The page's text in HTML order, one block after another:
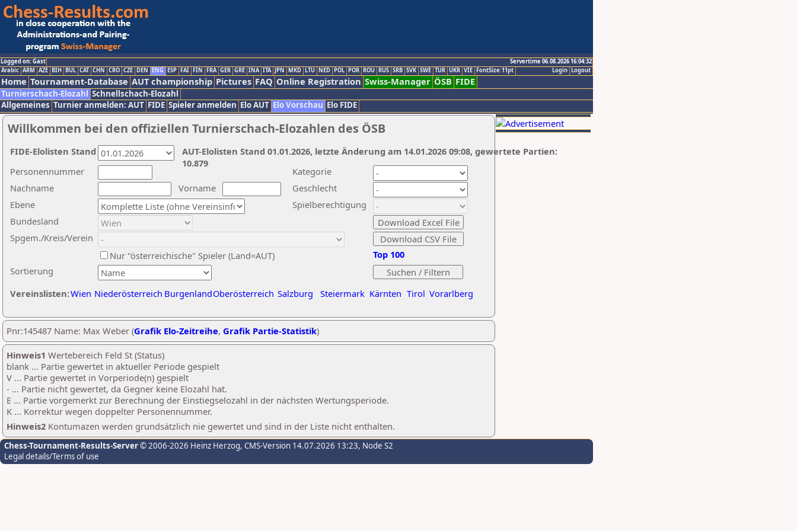
Logged on: Gast
Servertime 06.08.2026 16:04:32
Logout
Login
Arabic ARM AZE BIH BUL CAT CHN CRO CZE DEN ENG ESP FAI FIN FRA GER GRE INA ITA JPN MKD LTU NED POL POR ROU RUS SRB SVK SWE TUR UKR VIE FontSize:11pt
Home Tournament-Database AUT championship Pictures FAQ Online Registration Swiss-Manager ÖSB FIDE
Turnierschach-Elozahl Schnellschach-Elozahl
Allgemeines Turnier anmelden: AUT FIDE Spieler anmelden Elo AUT Elo Vorschau Elo FIDE
Willkommen bei den offiziellen Turnierschach-Elozahlen des ÖSB
Nachname
Vorname
Ebene
Kategorie
Sortierung
Personennummer
Bundesland
Spgem./Kreis/Verein
Geschlecht
Nur "österreichische" Spieler (Land=AUT)
Spielberechtigung
Vereinslisten:Wien Niederösterreich BurgenlandOberösterreich Salzburg Steiermark Kärnten Tirol Vorarlberg
Top 100
AUT-Elolisten Stand 01.01.2026, letzte Änderung am 14.01.2026 09:08, gewertete Partien:
10.879
FIDE-Elolisten Stand
Pnr:145487 Name: Max Weber (Grafik Elo-Zeitreihe, Grafik Partie-Statistik)
Hinweis1 Wertebereich Feld St (Status)
blank ... Partie gewertet in aktueller Periode gespielt
V ... Partie gewertet in Vorperiode(n) gespielt
- ... Partie nicht gewertet, da Gegner keine Elozahl hat.
E ... Partie vorgemerkt zur Berechnung der Einstiegselozahl in der nächsten Wertungsperiode.
K ... Korrektur wegen doppelter Personennummer.
Hinweis2 Kontumazen werden grundsätzlich nie gewertet und sind in der Liste nicht enthalten.
Chess-Tournament-Results-Server© 2006-2026 Heinz Herzog, CMS-Version 14.07.2026 13:23, Node S2
Legal details/Terms of use